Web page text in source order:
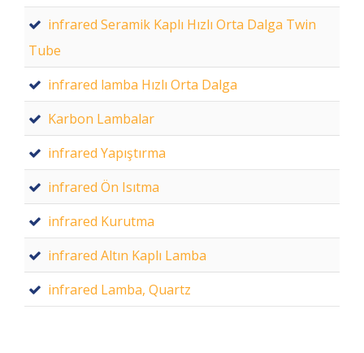
infrared Seramik Kaplı Hızlı Orta Dalga Twin
Tube
infrared lamba Hızlı Orta Dalga
Karbon Lambalar
infrared Yapıştırma
infrared Ön Isıtma
infrared Kurutma
infrared Altın Kaplı Lamba
infrared Lamba, Quartz